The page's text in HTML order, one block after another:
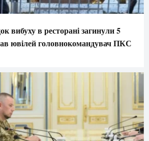
вибуху в ресторані загинули 5
ювілей головнокомандувач ПКС